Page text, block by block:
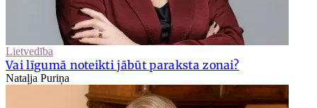
Lietvedība
Vai līgumā noteikti jābūt paraksta zonai?
Nataļja Puriņa